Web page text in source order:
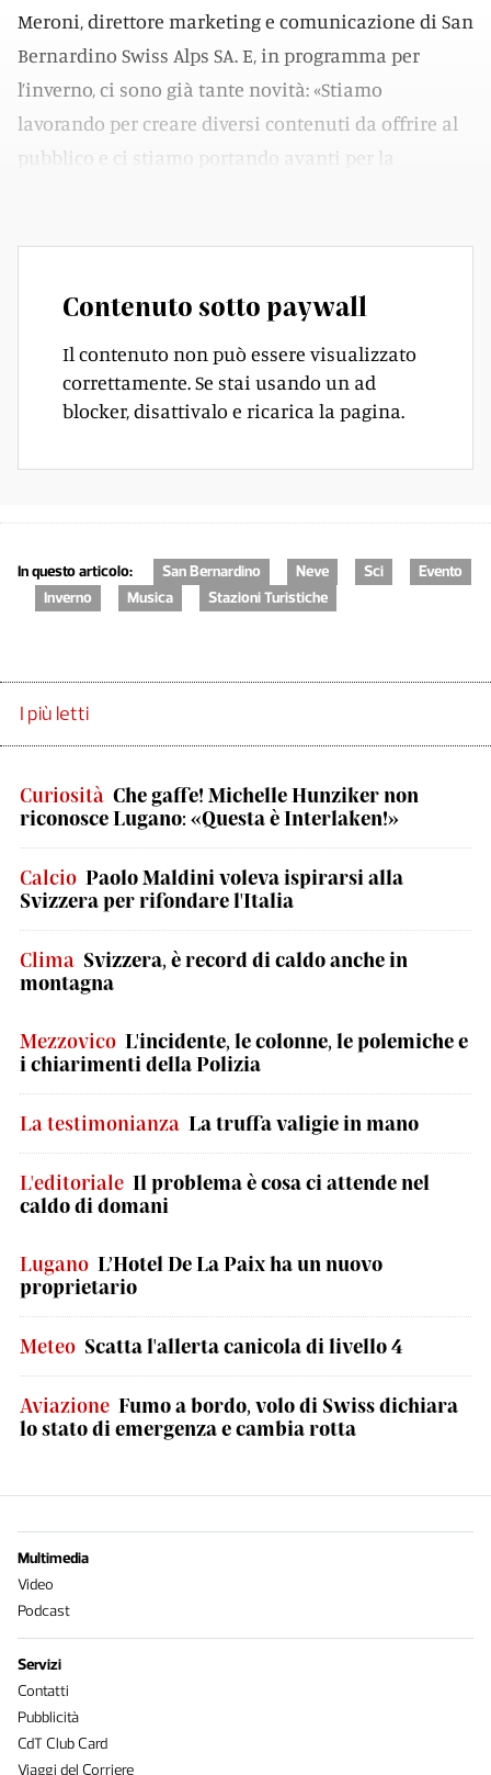
Meroni, direttore marketing e comunicazione di San
Bernardino Swiss Alps SA. E, in programma per
l’inverno, ci sono già tante novità: «Stiamo
lavorando per creare diversi contenuti da offrire al
pubblico e ci stiamo portando avanti per la
Contenuto sotto paywall
Il contenuto non può essere visualizzato
correttamente. Se stai usando un ad
blocker, disattivalo e ricarica la pagina.
In questo articolo: San Bernardino Neve Sci
Evento
Inverno
Musica Stazioni Turistiche
I più letti
Curiosità Che gaffe! Michelle Hunziker non
riconosce Lugano: «Questa è Interlaken!»
Calcio Paolo Maldini voleva ispirarsi alla
Svizzera per rifondare l'Italia
Clima Svizzera, è record di caldo anche in
montagna
Mezzovico L'incidente, le colonne, le polemiche e
i chiarimenti della Polizia
La testimonianza La truffa valigie in mano
L'editoriale Il problema è cosa ci attende nel
caldo di domani
Lugano L’Hotel De La Paix ha un nuovo
proprietario
Meteo Scatta l'allerta canicola di livello 4
Aviazione Fumo a bordo, volo di Swiss dichiara
lo stato di emergenza e cambia rotta
Multimedia
Video
Podcast
Servizi
Contatti
Pubblicità
CdT Club Card
Viaggi del Corriere